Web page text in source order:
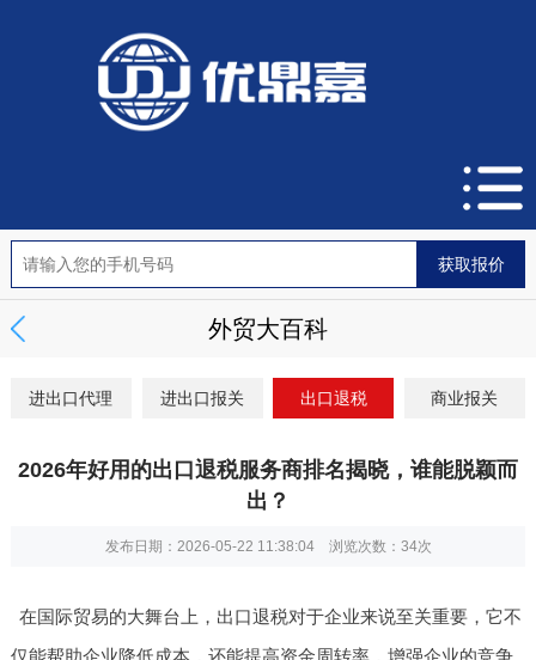
外贸大百科
进出口代理 进出口报关 出口退税 商业报关
2026年好用的出口退税服务商排名揭晓，谁能脱颖而
出？
发布日期：2026-05-22 11:38:04 浏览次数： 34次
在国际贸易的大舞台上，出口退税对于企业来说至关重要，它不
仅能帮助企业降低成本，还能提高资金周转率，增强企业的竞争